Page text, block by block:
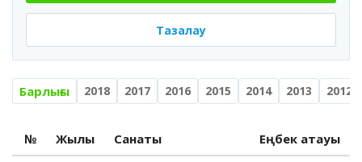
Тазалау
Барлығы 2018 2017 2016 2015 2014 2013 2012
№ Жылы Санаты Еңбек атауы